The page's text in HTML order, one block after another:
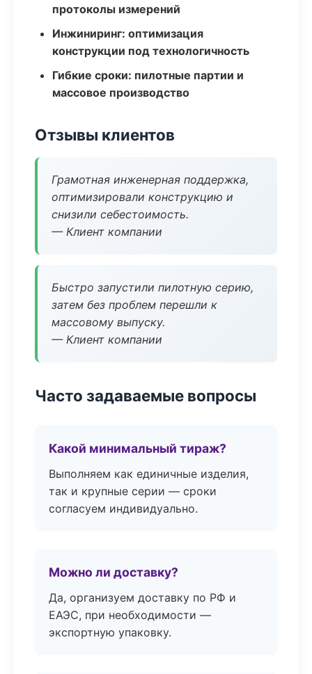
протоколы измерений
Инжиниринг: оптимизация
конструкции под технологичность
Гибкие сроки: пилотные партии и
массовое производство
Отзывы клиентов
Грамотная инженерная поддержка,
оптимизировали конструкцию и
снизили себестоимость.
— Клиент компании
Быстро запустили пилотную серию,
затем без проблем перешли к
массовому выпуску.
— Клиент компании
Часто задаваемые вопросы
Какой минимальный тираж?
Выполняем как единичные изделия,
так и крупные серии — сроки
согласуем индивидуально.
Можно ли доставку?
Да, организуем доставку по РФ и
ЕАЭС, при необходимости —
экспортную упаковку.